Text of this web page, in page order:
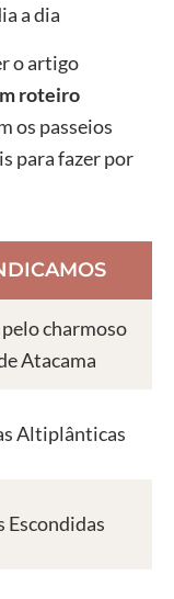
a dia
o artigo
roteiro
os passeios
para fazer por
charmoso
Atacama
Altiplânticas
Escondidas